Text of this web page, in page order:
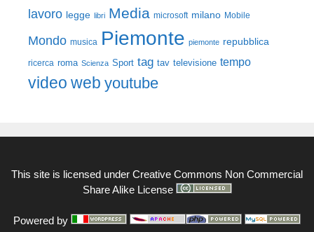
lavoro legge libri Media microsoft milano Mobile
Mondo musica Piemonte piemonte repubblica
ricerca roma Scienza Sport tag tav televisione tempo
video web youtube
This site is licensed under Creative Commons Non Commercial
Share Alike License
Powered by